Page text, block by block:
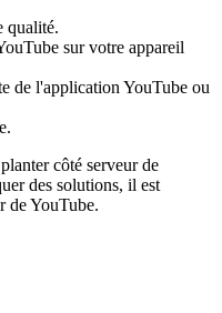
qualité.
sur votre appareil
de l'application YouTube ou
côté serveur de
des solutions, il est
de YouTube.